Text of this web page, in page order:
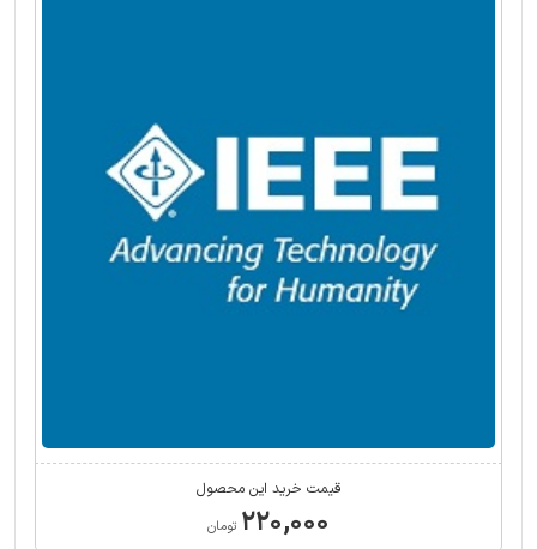
قیمت خرید این محصول
۲۲۰,۰۰۰ تومان